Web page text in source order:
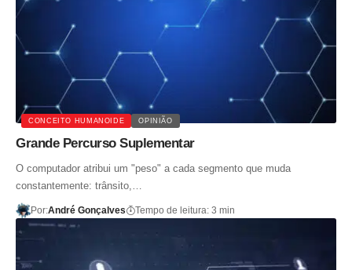
CONCEITO HUMANOIDE OPINIÃO
Grande Percurso Suplementar
O computador atribui um "peso" a cada segmento que muda
constantemente: trânsito,…
Por:André Gonçalves Tempo de leitura: 3 min